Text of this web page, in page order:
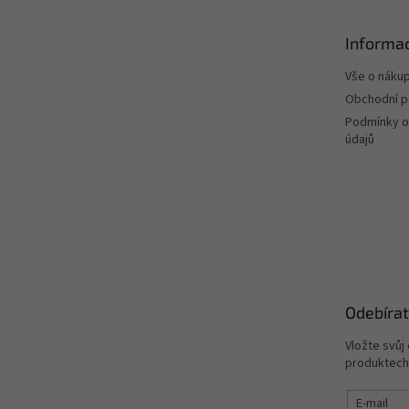
Vše o
Obchodní
Podmínky
údajů
Vložte svůj
E-mail